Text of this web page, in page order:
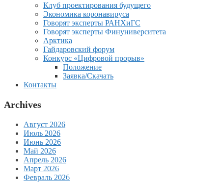
Клуб проектирования будущего
Экономика коронавируса
Говорят эксперты РАНХиГС
Говорят эксперты Финуниверситета
Арктика
Гайдаровский форум
Конкурс «Цифровой прорыв»
Положение
Заявка/Скачать
Контакты
Archives
Август 2026
Июль 2026
Июнь 2026
Май 2026
Апрель 2026
Март 2026
Февраль 2026